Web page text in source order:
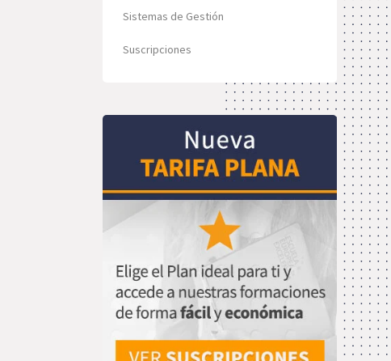
Sistemas de Gestión
Suscripciones